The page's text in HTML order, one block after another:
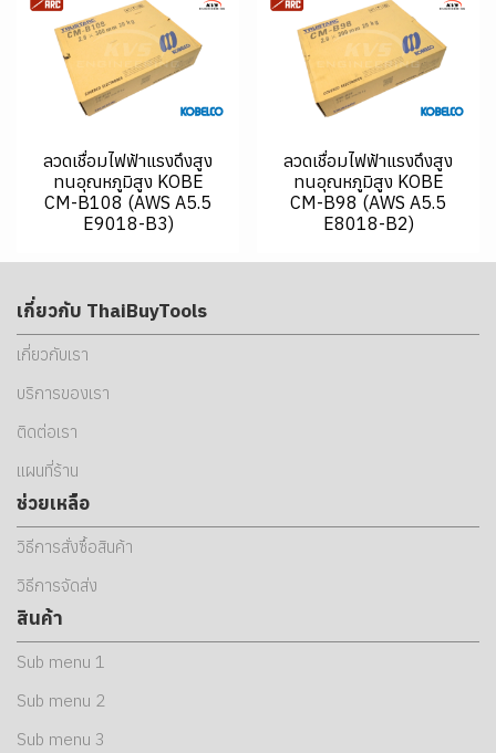
ลวดเชื่อมไฟฟ้าแรงดึงสูง
ทนอุณหภูมิสูง KOBE
CM-B108 (AWS A5.5
E9018-B3)
ลวดเชื่อมไฟฟ้าแรงดึงสูง
ทนอุณหภูมิสูง KOBE
CM-B98 (AWS A5.5
E8018-B2)
เกี่ยวกับ ThaiBuyTools
เกี่ยวกับเรา
บริการของเรา
ติดต่อเรา
แผนที่ร้าน
ช่วยเหลือ
วิธีการสั่งซื้อสินค้า
วิธีการจัดส่ง
สินค้า
Sub menu 1
Sub menu 2
Sub menu 3